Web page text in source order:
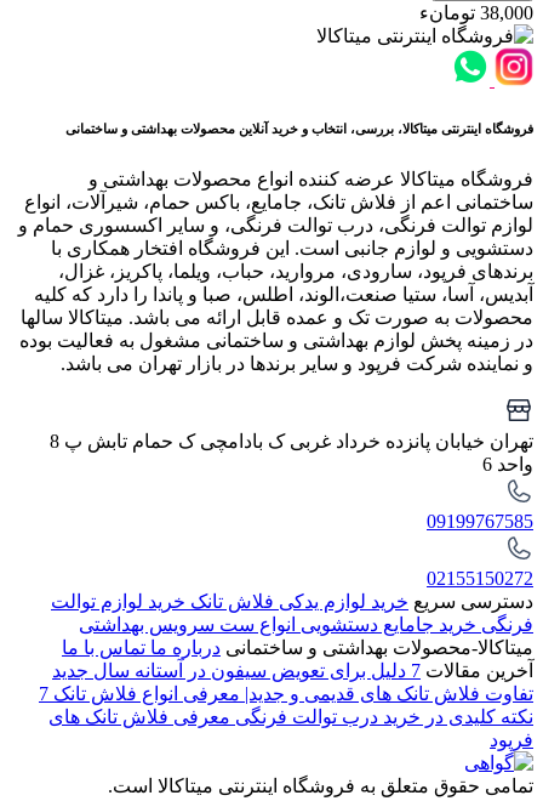
38,000 تومانء
فروشگاه اینترنتی میتاکالا، بررسی، انتخاب و خرید آنلاین محصولات بهداشتی و ساختمانی
فروشگاه میتاکالا عرضه کننده انواع محصولات بهداشتی و
ساختمانی اعم از فلاش تانک، جامایع، باکس حمام، شیرآلات، انواع
لوازم توالت فرنگی، درب توالت فرنگی، و سایر اکسسوری حمام و
دستشویی و لوازم جانبی است. این فروشگاه افتخار همکاری با
برندهای فرپود، سارودی، مروارید، حباب، ویلما، پاکریز، غزال،
آبدیس، آسا، ستیا صنعت،الوند، اطلس، صبا و پاندا را دارد که کلیه
محصولات به صورت تک و عمده قابل ارائه می باشد. میتاکالا سالها
در زمینه پخش لوازم بهداشتی و ساختمانی مشغول به فعالیت بوده
و نماینده شرکت فرپود و سایر برندها در بازار تهران می باشد.
تهران خیابان پانزده خرداد غربی ک بادامچی ک حمام تابش پ 8
واحد 6
09199767585
02155150272
دسترسی سریع خرید لوازم یدکی فلاش تانک خرید لوازم توالت
فرنگی خرید جامایع دستشویی انواع ست سرویس بهداشتی
میتاکالا-محصولات بهداشتی و ساختمانی درباره ما تماس با ما
آخرین مقالات 7 دلیل برای تعویض سیفون در آستانه سال جدید
تفاوت فلاش تانک های قدیمی و جدید| معرفی انواع فلاش تانک 7
نکته کلیدی در خرید درب توالت فرنگی معرفی فلاش تانک های
فرپود
تمامی حقوق متعلق به فروشگاه اینترنتی میتاکالا است.